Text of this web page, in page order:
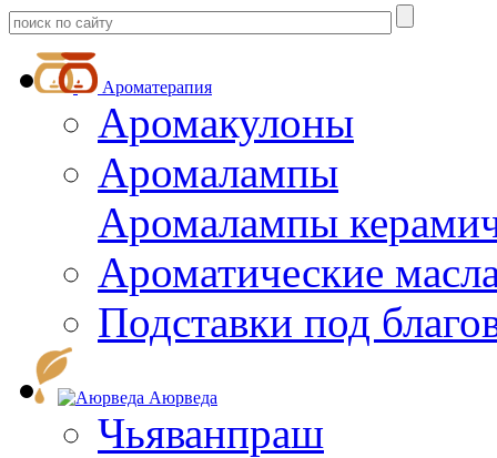
Ароматерапия
Аромакулоны
Аромалампы
Aромалампы
Ароматические
Подставки под
Аюрведа
Чьяванпраш